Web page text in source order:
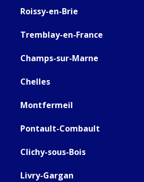
Roissy-en-Brie
Tremblay-en-France
Champs-sur-Marne
Chelles
Montfermeil
Pontault-Combault
Clichy-sous-Bois
Livry-Gargan